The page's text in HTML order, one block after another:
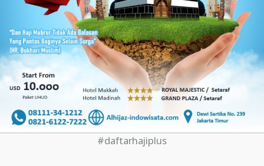
#daftarhajiplus